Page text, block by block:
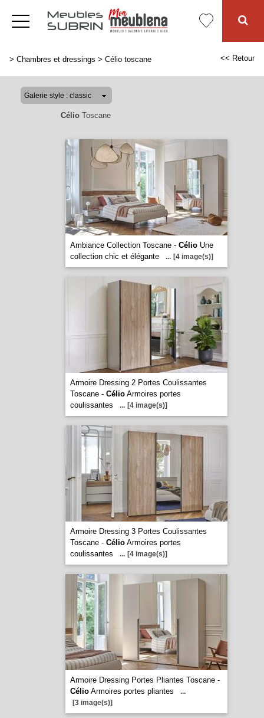
> Chambres et dressings > Célio toscane << Retour
CélioToscane
Ambiance Collection Toscane - CélioUne
collection chic et élégante
... [4 image(s)]
Armoire Dressing 2 Portes Coulissantes
Toscane - CélioArmoires portes
coulissantes
... [4 image(s)]
Armoire Dressing 3 Portes Coulissantes
Toscane - CélioArmoires portes
coulissantes
... [4 image(s)]
Armoire Dressing Portes Pliantes Toscane -
CélioArmoires portes pliantes
...
[3 image(s)]